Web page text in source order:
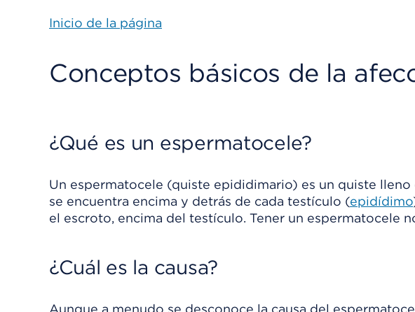
Inicio de la página
Conceptos básicos de la
¿Qué es un espermatocele?
Un espermatocele (quiste epididimario) es un quiste
se encuentra encima y detrás de cada testículo (epidídimo
el escroto, encima del testículo. Tener un espermatocele
¿Cuál es la causa?
Aunque a menudo se desconoce la causa del